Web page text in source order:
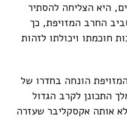
היא הצליחה להסתיר
החרב המזויפת, כך
חוכמתו ויכולתו לזהות
הונחה בחדרו של
התכונן לקרב הגדול
אותה אקסקליבר שעזרה